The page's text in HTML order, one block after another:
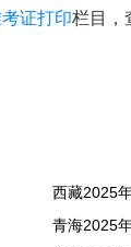
证打印栏目，
西藏2025
青海2025